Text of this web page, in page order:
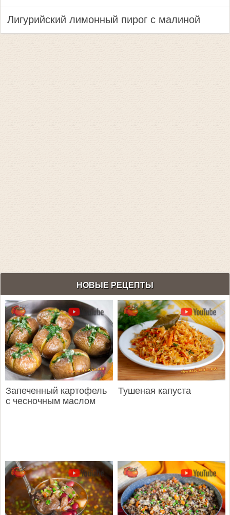
Лигурийский лимонный пирог с малиной
НОВЫЕ РЕЦЕПТЫ
Запеченный картофель
с чесночным маслом
Тушеная капуста